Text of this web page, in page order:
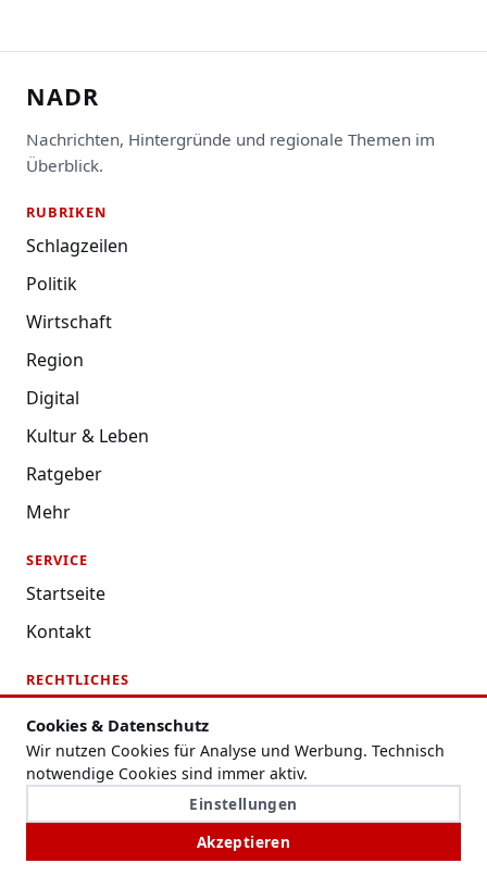
Cookies & Datenschutz
Wir nutzen Cookies für Analyse und Werbung. Technisch
notwendige Cookies sind immer aktiv.
Einstellungen
Akzeptieren
NADR
Nachrichten, Hintergründe und regionale Themen im
Überblick.
RUBRIKEN
Schlagzeilen
Politik
Wirtschaft
Region
Digital
Kultur & Leben
Ratgeber
Mehr
SERVICE
Startseite
Kontakt
RECHTLICHES
Impressum
Nutzungsbedingungen
Redaktion
Cookie-Einstellungen